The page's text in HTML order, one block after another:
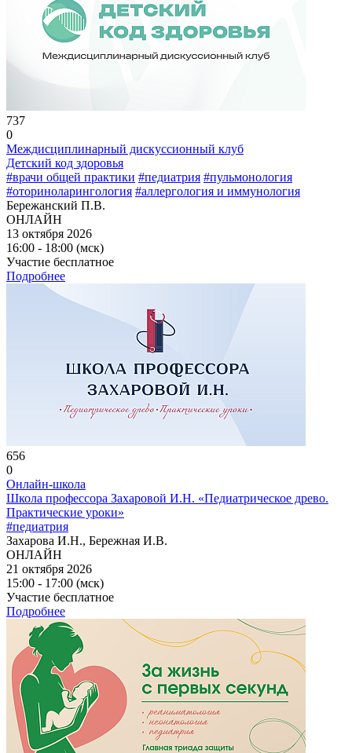
737
0
Междисциплинарный дискуссионный клуб
Детский код здоровья
#врачи общей практики #педиатрия #пульмонология
#оториноларингология #аллергология и иммунология
Бережанский П.В.
ОНЛАЙН
13 октября 2026
16:00 - 18:00 (мск)
Участие бесплатное
Подробнее
656
0
Онлайн-школа
Школа профессора Захаровой И.Н. «Педиатрическое древо.
Практические уроки»
#педиатрия
Захарова И.Н., Бережная И.В.
ОНЛАЙН
21 октября 2026
15:00 - 17:00 (мск)
Участие бесплатное
Подробнее